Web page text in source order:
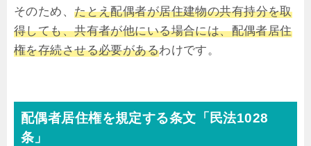
そのため、たとえ配偶者が居住建物の共有持分を取
得しても、共有者が他にいる場合には、配偶者居住
権を存続させる必要があるわけです。
配偶者居住権を規定する条文「民法1028
条」